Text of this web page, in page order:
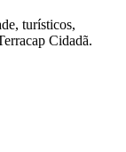
turísticos,
Cidadã.